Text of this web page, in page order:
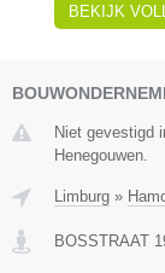
BEKIJK
Niet gevestigd
Henegouwen.
Limburg »
BOSSTRAAT